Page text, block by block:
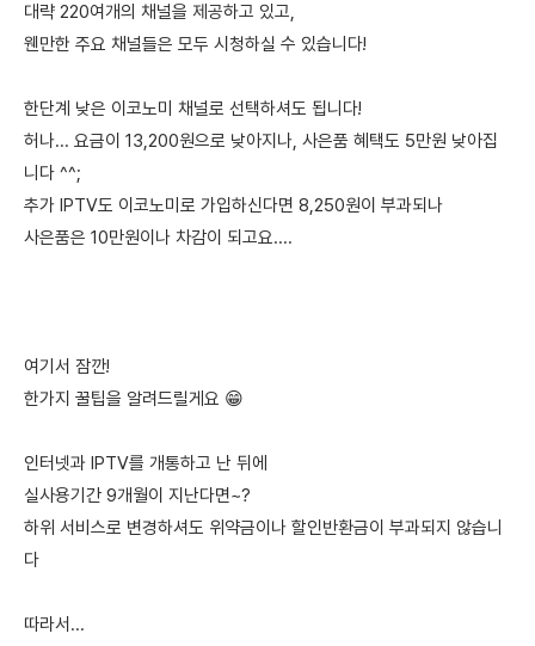
대략 220여개의 채널을 제공하고 있고,
웬만한 주요 채널들은 모두 시청하실 수 있습니다!
한단계 낮은 이코노미 채널로 선택하셔도 됩니다!
허나... 요금이 13,200원으로 낮아지나, 사은품 혜택도 5만원 낮아집
니다 ^^;
추가 IPTV도 이코노미로 가입하신다면 8,250원이 부과되나
사은품은 10만원이나 차감이 되고요....
여기서 잠깐!
한가지 꿀팁을 알려드릴게요 😁
인터넷과 IPTV를 개통하고 난 뒤에
실사용기간 9개월이 지난다면~?
하위 서비스로 변경하셔도 위약금이나 할인반환금이 부과되지 않습니
다
따라서...